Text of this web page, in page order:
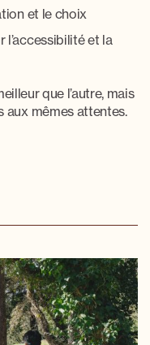
et le choix
l’accessibilité et la
que l’autre, mais
aux mêmes attentes.